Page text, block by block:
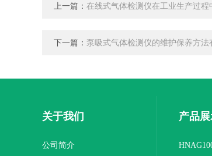
上一篇： 在线式气体检测仪在工业生产过程
下一篇： 泵吸式气体检测仪的维护保养方法
关于我们
公司简介
产品